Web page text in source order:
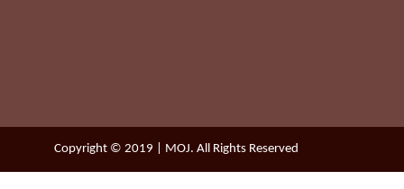
Copyright © 2019 | MOJ. All Rights Reserved